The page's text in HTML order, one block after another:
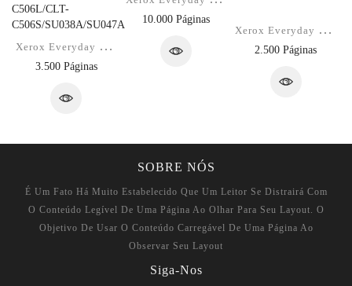
X
Erox Everyday Samsung CLP680/CLX6260...
3.500 Páginas
10.000 Páginas
X
Erox Everyday Samsung CLP415/CLX4195...
2.500 Páginas
SOBRE NÓS
É Um Fato Há Muito Estabelecido Que Um Leitor Se Distrairá Com
O Conteúdo Legível De Uma Página Ao Olhar Para Seu Layout. O
Objetivo De Usar O Conteúdo Carregável De Uma Página Ao
Observar Seu Layout
Siga-Nos